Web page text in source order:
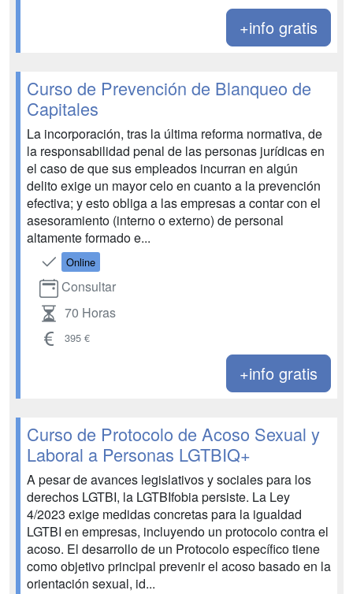
+info gratis
Curso de Prevención de Blanqueo de
Capitales
La incorporación, tras la última reforma normativa, de
la responsabilidad penal de las personas jurídicas en
el caso de que sus empleados incurran en algún
delito exige un mayor celo en cuanto a la prevención
efectiva; y esto obliga a las empresas a contar con el
asesoramiento (interno o externo) de personal
altamente formado e...
Online
Consultar
70 Horas
395 €
+info gratis
Curso de Protocolo de Acoso Sexual y
Laboral a Personas LGTBIQ+
A pesar de avances legislativos y sociales para los
derechos LGTBI, la LGTBIfobia persiste. La Ley
4/2023 exige medidas concretas para la igualdad
LGTBI en empresas, incluyendo un protocolo contra el
acoso. El desarrollo de un Protocolo específico tiene
como objetivo principal prevenir el acoso basado en la
orientación sexual, id...